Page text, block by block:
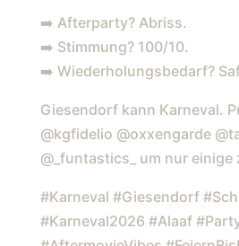
CTS & HELFER,
ÖGLICH
 UND NATÜRLICH
AR – IHR HABT
BEND ZU DEM
NVERGESSLICH. ➡️
FTERPARTY?
➡️ Afterparty? Abriss.
➡️ Stimmung? 100/10.
➡️ Wiederholungsbedarf?
Giesendorf kann Karneval.
@kgfidelio @oxxengarde
@_funtastics_ um nur einige
#Karneval #Giesendorf
#Karneval2026 #Alaaf